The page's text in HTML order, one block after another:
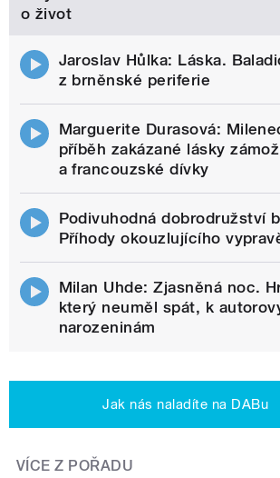
o život
Jaroslav Hůlka: Láska.
z brněnské periferie
Marguerite Durasová:
příběh zakázané lásky
a francouzské dívky
Podivuhodná dobrodružství
Příhody okouzlujícího
Milan Uhde: Zjasněná noc.
který neuměl spát, k
narozeninám
Jak nás naladíte na DABu
VÍCE Z POŘADU